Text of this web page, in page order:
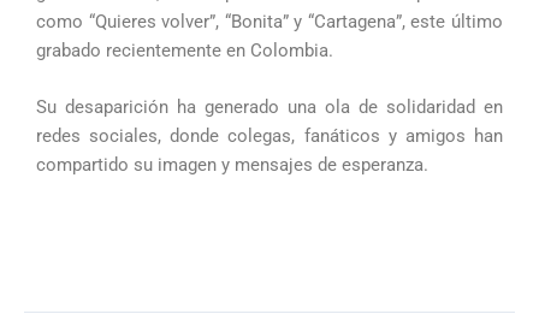
como “Quieres volver”, “Bonita” y “Cartagena”, este último
grabado recientemente en Colombia.
Su desaparición ha generado una ola de solidaridad en
redes sociales, donde colegas, fanáticos y amigos han
compartido su imagen y mensajes de esperanza.